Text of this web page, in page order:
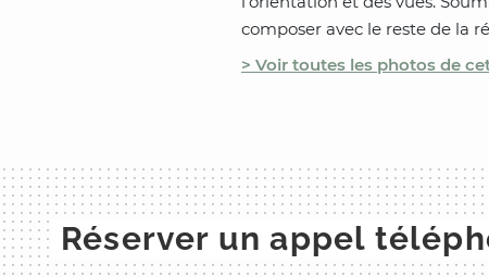
composer avec le reste de la
> Voir toutes les photos de
Réserver un appel